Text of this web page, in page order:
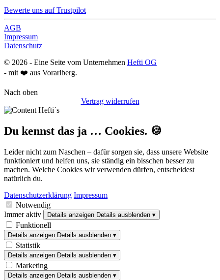
Bewerte uns auf Trustpilot
AGB
Impressum
Datenschutz
© 2026 - Eine Seite vom Unternehmen Hefti OG
- mit ❤️ aus Vorarlberg.
Nach oben
Vertrag widerrufen
Du kennst das ja … Cookies. 🍪
Leider nicht zum Naschen – dafür sorgen sie, dass unsere Website
funktioniert und helfen uns, sie ständig ein bisschen besser zu
machen. Welche Cookies wir verwenden dürfen, entscheidest
natürlich du.
Datenschutzerklärung Impressum
Notwendig
Immer aktiv
Details anzeigen Details ausblenden ▾
Funktionell
Details anzeigen Details ausblenden ▾
Statistik
Details anzeigen Details ausblenden ▾
Marketing
Details anzeigen Details ausblenden ▾